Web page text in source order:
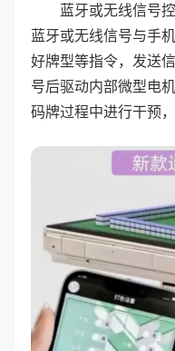
蓝牙或无线信号
蓝牙或无线信号与手
好牌型等指令，发送
号后驱动内部微型电
码牌过程中进行干预